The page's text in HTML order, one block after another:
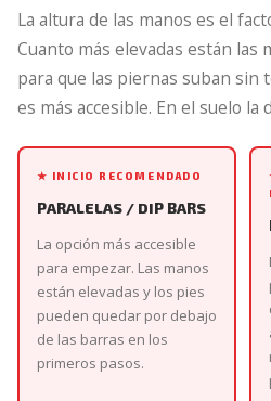
La altura de las manos es el
Cuanto más elevadas están las
para que las piernas suban sin
es más accesible. En el suelo la
★ INICIO RECOMENDADO
PARALELAS / DIP BARS
La opción más accesible
para empezar. Las manos
están elevadas y los pies
pueden quedar por debajo
de las barras en los
primeros pasos.